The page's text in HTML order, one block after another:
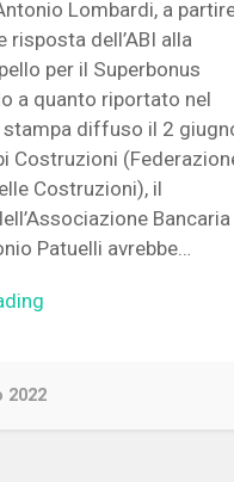
Lombardi, a
risposta dell’ABI alla
per il Superbonus
a quanto riportato nel
diffuso il 2
Costruzioni
Costruzioni), il
Bancaria
Patuelli avrebbe…
2022